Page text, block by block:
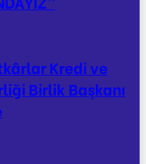
Kredi ve
Birlik Başkanı